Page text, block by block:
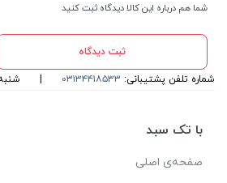
شما هم درباره این کالا دیدگاه ثبت کنید
ثبت دیدگاه
شماره تلفن پشتیبانی: ۰۳۱۳۴۴۱۸۵۳۳ شنبه تا
با تک سبد
صفحه‌ی اصلی